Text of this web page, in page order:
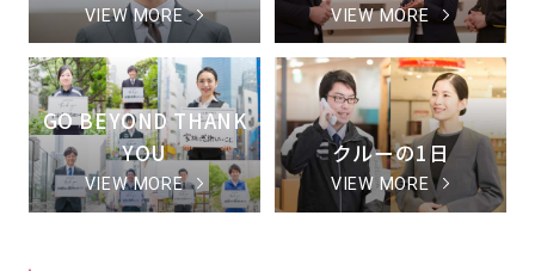
VIEW MORE VIEW MORE
GO BEYOND THANK
YOU
VIEW MORE
クルーの1日
VIEW MORE